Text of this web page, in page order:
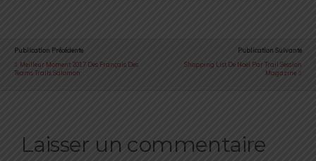
Publication Précédente
Meilleur Moment 2017 Des Français Des
Teams Trails Salomon
Publication Suivante
Shopping List De Noël Par Trail Session
Magazine
Laisser un commentaire